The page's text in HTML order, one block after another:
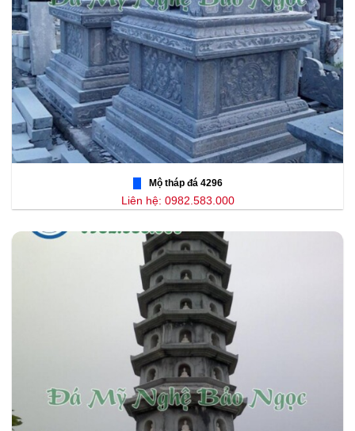
Mộ tháp đá 4296
Liên hệ: 0982.583.000